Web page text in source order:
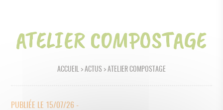
ATELIER COMPOSTAGE
ACCUEIL> ACTUS > ATELIER COMPOSTAGE
PUBLIÉE LE 15/07/26 -